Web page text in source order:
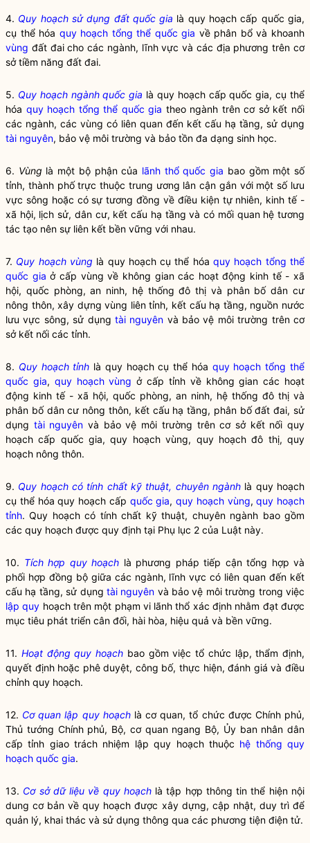
4. Quy hoạch sử dụng đất quốc gia là quy hoạch cấp quốc gia,
cụ thể hóa quy hoạch tổng thể quốc gia về phân bổ và khoanh
vùng đất đai cho các ngành, lĩnh vực và các địa phương trên cơ
sở tiềm năng đất đai.
5. Quy hoạch ngành quốc gia là quy hoạch cấp quốc gia, cụ thể
hóa quy hoạch tổng thể quốc gia theo ngành trên cơ sở kết nối
các ngành, các vùng có liên quan đến kết cấu hạ tầng, sử dụng
tài nguyên, bảo vệ môi trường và bảo tồn đa dạng sinh học.
6. Vùng là một bộ phận của lãnh thổ quốc gia bao gồm một số
tỉnh, thành phố trực thuộc trung ương lân cận gắn với một số lưu
vực sông hoặc có sự tương đồng về điều kiện tự nhiên, kinh tế -
xã hội, lịch sử, dân cư, kết cấu hạ tầng và có mối quan hệ tương
tác tạo nên sự liên kết bền vững với nhau.
7. Quy hoạch vùng là quy hoạch cụ thể hóaquy hoạch tổng thể
quốc gia ở cấp vùng về không gian các hoạt động kinh tế - xã
hội, quốc phòng, an ninh, hệ thống đô thị và phân bố dân cư
nông thôn, xây dựng vùng liên tỉnh, kết cấu hạ tầng, nguồn nước
lưu vực sông, sử dụng tài nguyên và bảo vệ môi trường trên cơ
sở kết nối các tỉnh.
8. Quy hoạch tỉnh là quy hoạch cụ thể hóa quy hoạch tổng thể
quốc gia, quy hoạch vùng ở cấp tỉnh về không gian các hoạt
động kinh tế - xã hội, quốc phòng, an ninh, hệ thống đô thị và
phân bố dân cư nông thôn, kết cấu hạ tầng, phân bố đất đai, sử
dụng tài nguyên và bảo vệ môi trường trên cơ sở kết nối quy
hoạch cấp quốc gia,quy hoạch vùng, quy hoạch đô thị, quy
hoạch nông thôn.
9. Quy hoạch có tính chất kỹ thuật, chuyên ngành là quy hoạch
cụ thể hóa quy hoạch cấp quốc gia, quy hoạch vùng,quy hoạch
tỉnh.Quy hoạch có tính chất kỹ thuật, chuyên ngành bao gồm
các quy hoạch được quy định tại Phụ lục 2 của Luật này.
10. Tích hợp quy hoạch là phương pháp tiếp cận tổng hợp và
phối hợp đồng bộ giữa các ngành, lĩnh vực có liên quan đến kết
cấu hạ tầng, sử dụng tài nguyên và bảo vệ môi trường trong việc
lập quy hoạch trên một phạm vi lãnh thổ xác định nhằm đạt được
mục tiêu phát triển cân đối, hài hòa, hiệu quả và bền vững.
11. Hoạt động quy hoạch bao gồm việc tổ chức lập, thẩm định,
quyết định hoặc phê duyệt, công bố, thực hiện, đánh giá và điều
chỉnh quy hoạch.
12. Cơ quan lập quy hoạchlà cơ quan, tổ chức được Chính phủ,
Thủ tướng Chính phủ, Bộ, cơ quan ngang Bộ, Ủy ban nhân dân
cấp tỉnh giao trách nhiệm lập quy hoạch thuộc hệ thống quy
hoạch quốc gia.
13. Cơ sở dữ liệu về quy hoạchlà tập hợp thông tin thể hiện nội
dung cơ bản về quy hoạch được xây dựng, cập nhật, duy trì để
quản lý, khai thác và sử dụng thông qua các phương tiện điện tử.